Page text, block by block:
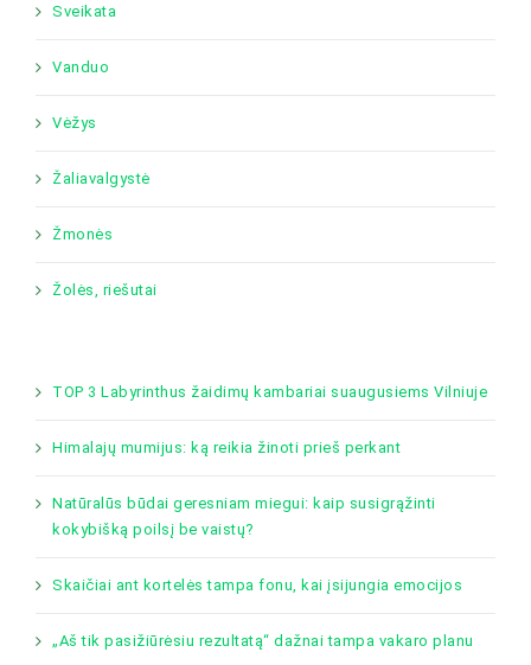
Sveikata
Vanduo
Vėžys
Žaliavalgystė
Žmonės
Žolės, riešutai
TOP 3 Labyrinthus žaidimų kambariai suaugusiems Vilniuje
Himalajų mumijus: ką reikia žinoti prieš perkant
Natūralūs būdai geresniam miegui: kaip susigrąžinti
kokybišką poilsį be vaistų?
Skaičiai ant kortelės tampa fonu, kai įsijungia emocijos
„Aš tik pasižiūrėsiu rezultatą“ dažnai tampa vakaro planu